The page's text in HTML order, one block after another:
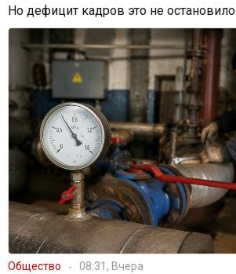
Но дефицит кадров это не остановило
Общество 08:31, Вчера